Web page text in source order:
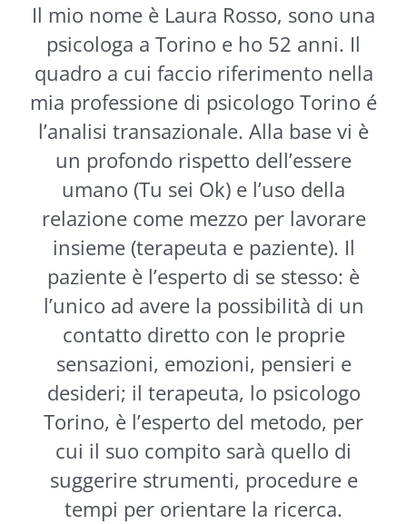
Il mio nome è Laura Rosso, sono una
psicologa a Torino e ho 52 anni. Il
quadro a cui faccio riferimento nella
mia professione di psicologo Torino é
l’analisi transazionale. Alla base vi è
un profondo rispetto dell’essere
umano (Tu sei Ok) e l’uso della
relazione come mezzo per lavorare
insieme (terapeuta e paziente). Il
paziente è l’esperto di se stesso: è
l’unico ad avere la possibilità di un
contatto diretto con le proprie
sensazioni, emozioni, pensieri e
desideri; il terapeuta, lo psicologo
Torino, è l’esperto del metodo, per
cui il suo compito sarà quello di
suggerire strumenti, procedure e
tempi per orientare la ricerca.